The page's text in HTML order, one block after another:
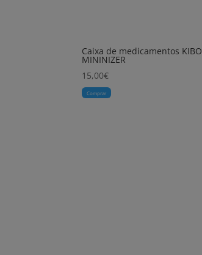
Caixa de medicamentos KIBO
MININIZER
15,00€
Comprar